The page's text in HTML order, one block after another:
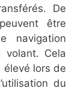
De
être
navigation
volant. Cela
élevé lors de
du